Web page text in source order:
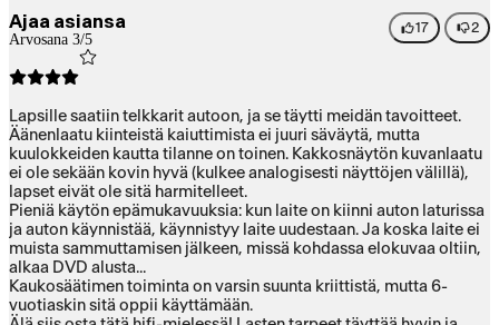
Ajaa asiansa
Arvosana 3/5
17 2
Lapsille saatiin telkkarit autoon, ja se täytti meidän tavoitteet.
Äänenlaatu kiinteistä kaiuttimista ei juuri säväytä, mutta
kuulokkeiden kautta tilanne on toinen. Kakkosnäytön kuvanlaatu
ei ole sekään kovin hyvä (kulkee analogisesti näyttöjen välillä),
lapset eivät ole sitä harmitelleet.
Pieniä käytön epämukavuuksia: kun laite on kiinni auton laturissa
ja auton käynnistää, käynnistyy laite uudestaan. Ja koska laite ei
muista sammuttamisen jälkeen, missä kohdassa elokuvaa oltiin,
alkaa DVD alusta...
Kaukosäätimen toiminta on varsin suunta kriittistä, mutta 6-
vuotiaskin sitä oppii käyttämään.